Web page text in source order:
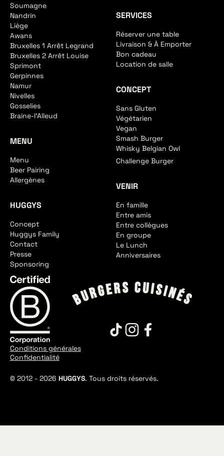
Soumagne
Nandrin
Liège
Awans
Bruxelles 1 Arrêt Legrand
Bruxelles 2 Arrêt Louise
Sprimont
Gerpinnes
Namur
Nivelles
Gosselies
Braine-l'Alleud
MENU
Menu
Beer Pairing
Allergènes
HUGGYS
Concept
Huggys Family
Contact
Presse
Sponsoring
SERVICES
Réserver une table
Livraison & À Emporter
Bon cadeau
Location de salle
CONCEPT
Sans Gluten
Végétarien
Vegan
Smash Burger
Whisky Belgian Owl
Challenge Burger
VENIR
En famille
Entre amis
Entre collègues
En groupe
Le Lunch
Anniversaires
© 2012 - 2026 HUGGYS. Tous droits réservés.
Conditions générales
Confidentialité